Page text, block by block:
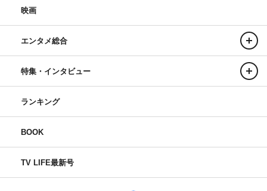
映画
エンタメ総合
特集・インタビュー
ランキング
BOOK
TV LIFE最新号